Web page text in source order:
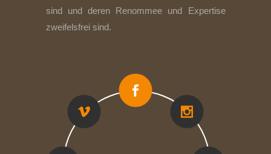
sind und deren Renommee und Expertise
zweifelsfrei sind.